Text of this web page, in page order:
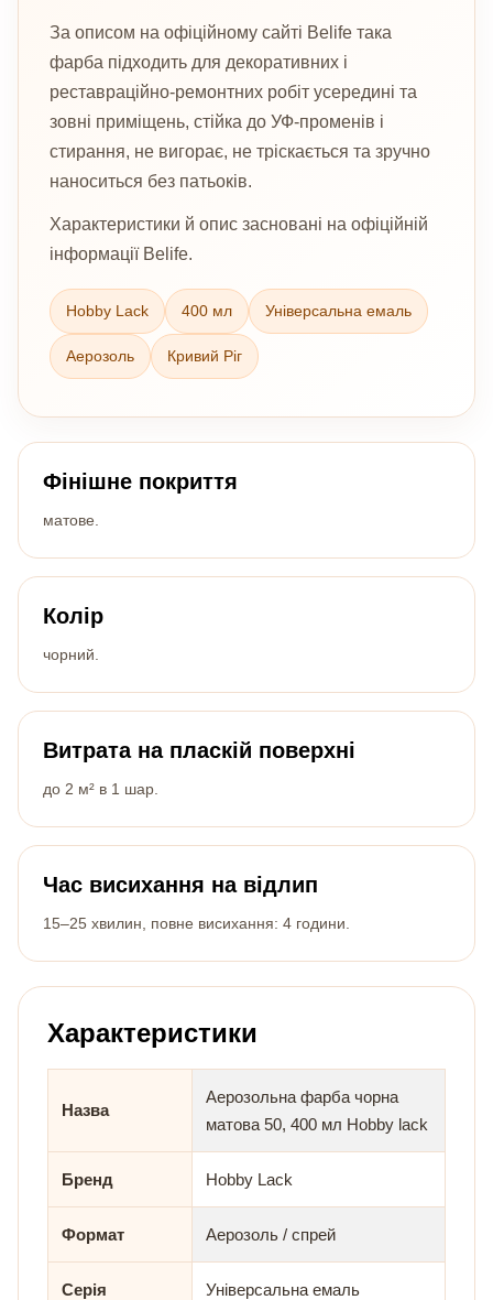
За описом на офіційному сайті Belife така
фарба підходить для декоративних і
реставраційно-ремонтних робіт усередині та
зовні приміщень, стійка до УФ-променів і
стирання, не вигорає, не тріскається та зручно
наноситься без патьоків.
Характеристики й опис засновані на офіційній
інформації Belife.
Hobby Lack 400 мл Універсальна емаль
Аерозоль Кривий Ріг
Фінішне покриття
матове.
Колір
чорний.
Витрата на пласкій поверхні
до 2 м² в 1 шар.
Час висихання на відлип
15–25 хвилин, повне висихання: 4 години.
Характеристики
Назва
Аерозольна фарба чорна
матова 50, 400 мл Hobby lack
Бренд Hobby Lack
Формат Аерозоль / спрей
Серія Універсальна емаль